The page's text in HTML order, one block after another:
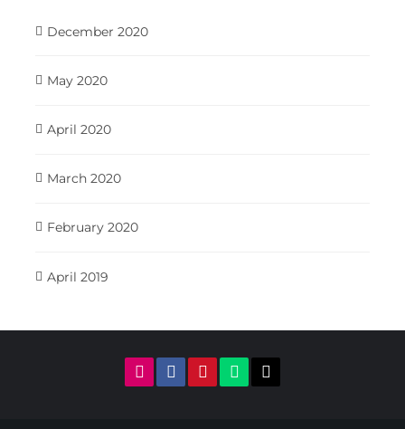
December 2020
May 2020
April 2020
March 2020
February 2020
April 2019